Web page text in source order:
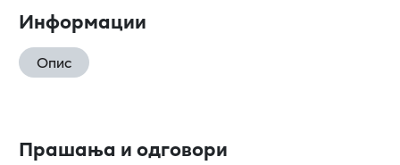
Информации
Опис
Прашања и одговори